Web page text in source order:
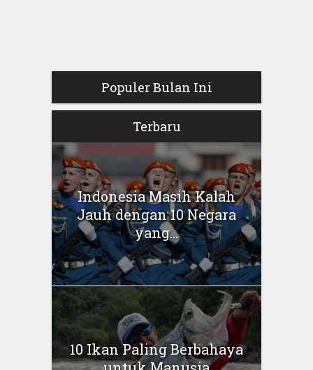
Populer Bulan Ini
Terbaru
Indonesia Masih Kalah
Jauh dengan 10 Negara
yang...
10 Ikan Paling Berbahaya